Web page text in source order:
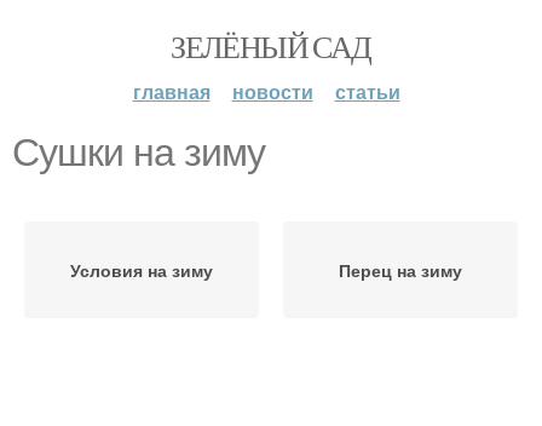
ЗЕЛЁНЫЙ САД
главная новости статьи
Сушки на зиму
Условия на зиму Перец на зиму